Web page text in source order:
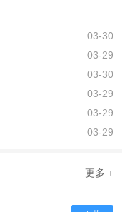
03-30
03-29
03-30
03-29
03-29
03-29
更多 +